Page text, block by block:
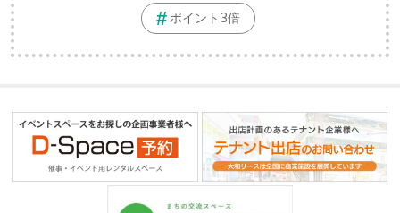
ポイント3倍